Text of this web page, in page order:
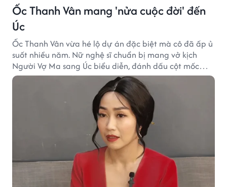
Ốc Thanh Vân mang 'nửa cuộc đời' đến
Úc
Ốc Thanh Vân vừa hé lộ dự án đặc biệt mà cô đã ấp ủ
suốt nhiều năm. Nữ nghệ sĩ chuẩn bị mang vở kịch
Người Vợ Ma sang Úc biểu diễn, đánh dấu cột mốc
đáng nhớ trong hành trình làm nghề.